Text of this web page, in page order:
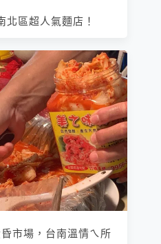
北區超人氣麵店！
市場，台南溫情ㄟ所